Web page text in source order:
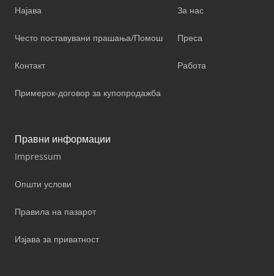
Најава
Често поставувани прашања/Помош
Контакт
Примерок-договор за купопродажба
За нас
Преса
Работа
Правни информации
Impressum
Општи услови
Правила на пазарот
Изјава за приватност